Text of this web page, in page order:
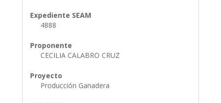
Expediente SEAM
4888
Proponente
CECILIA CALABRO CRUZ
Proyecto
Producción Ganadera